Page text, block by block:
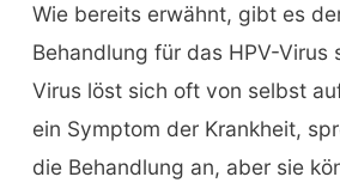
Wie bereits erwähnt, gibt es
Behandlung für das HPV-Virus
Virus löst sich oft von selbst
ein Symptom der Krankheit,
die Behandlung an, aber sie